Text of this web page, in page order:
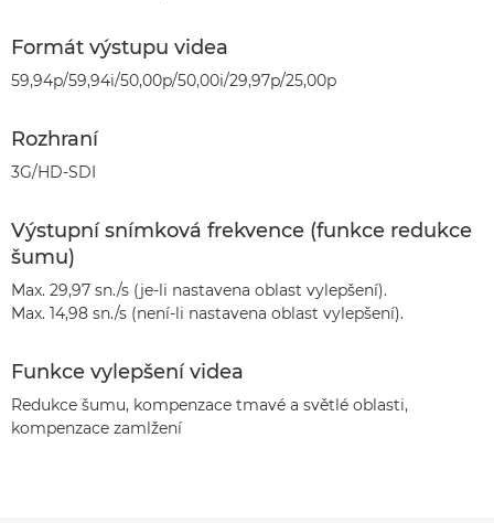
Formát výstupu videa
59,94p/59,94i/50,00p/50,00i/29,97p/25,00p
Rozhraní
3G/HD-SDI
Výstupní snímková frekvence (funkce redukce
šumu)
Max. 29,97 sn./s (je-li nastavena oblast vylepšení).
Max. 14,98 sn./s (není-li nastavena oblast vylepšení).
Funkce vylepšení videa
Redukce šumu, kompenzace tmavé a světlé oblasti,
kompenzace zamlžení